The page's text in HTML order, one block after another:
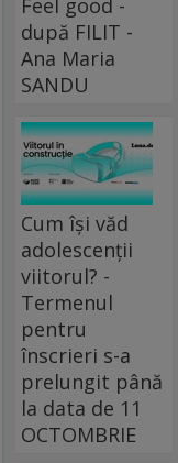
Feel good -
după FILIT -
Ana Maria
SANDU
Cum își văd
adolescenții
viitorul? -
Termenul
pentru
înscrieri s-a
prelungit până
la data de 11
OCTOMBRIE